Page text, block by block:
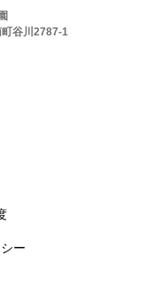
谷川2787-1
ー